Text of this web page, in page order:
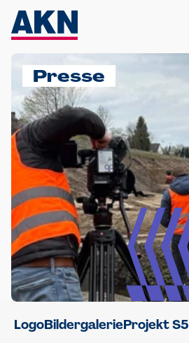
Presse
LogoBildergalerieProjekt S5